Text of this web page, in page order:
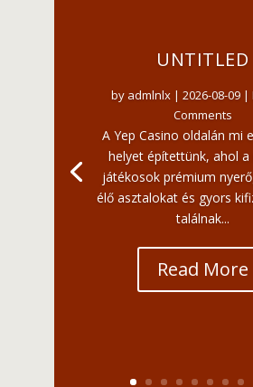
UNTITLED
by admlnlx | 2026-08-09 |
Comments
A Yep Casino oldalán mi
helyet építettünk, ahol a
játékosok prémium
élő asztalokat és gyors
találnak...
Read More